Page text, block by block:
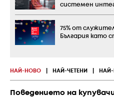
НАЙ-НОВО НАЙ-ЧЕТЕНИ
Поведението на
системен
75% от
България като